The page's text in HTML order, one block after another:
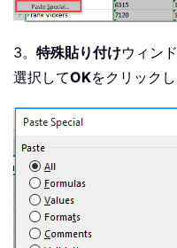
3。 特殊貼り付けウィン
選択してOKをクリックし